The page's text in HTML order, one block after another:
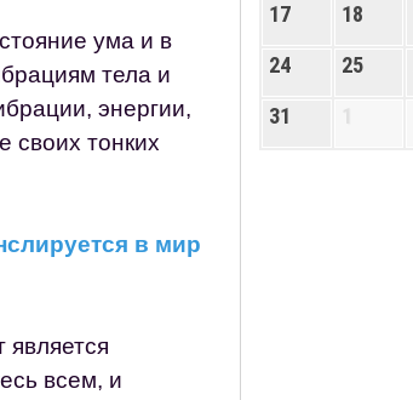
ума и в
тела и
энергии,
своих тонких
в мир
является
всем, и
17
18
24
25
31